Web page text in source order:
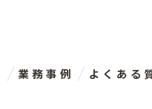
業務事例 よくある